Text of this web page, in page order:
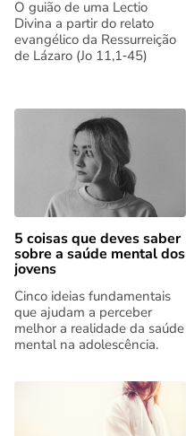
O guião de uma Lectio
Divina a partir do relato
evangélico da Ressurreição
de Lázaro (Jo 11,1‑45)
5 coisas que deves saber
sobre a saúde mental dos
jovens
Cinco ideias fundamentais
que ajudam a perceber
melhor a realidade da saúde
mental na adolescência.